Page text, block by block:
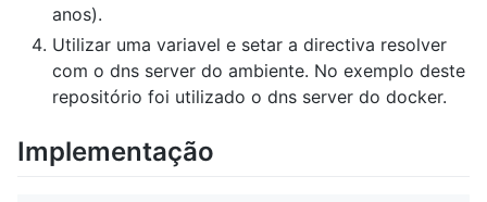
anos).
Utilizar uma variavel e setar a directiva resolver
com o dns server do ambiente. No exemplo deste
repositório foi utilizado o dns server do docker.
Implementação